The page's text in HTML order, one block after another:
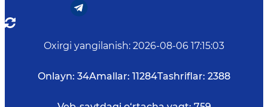
Oxirgi yangilanish: 2026-08-06 17:15:03
Onlayn: 34Amallar: 11284Tashriflar: 2388